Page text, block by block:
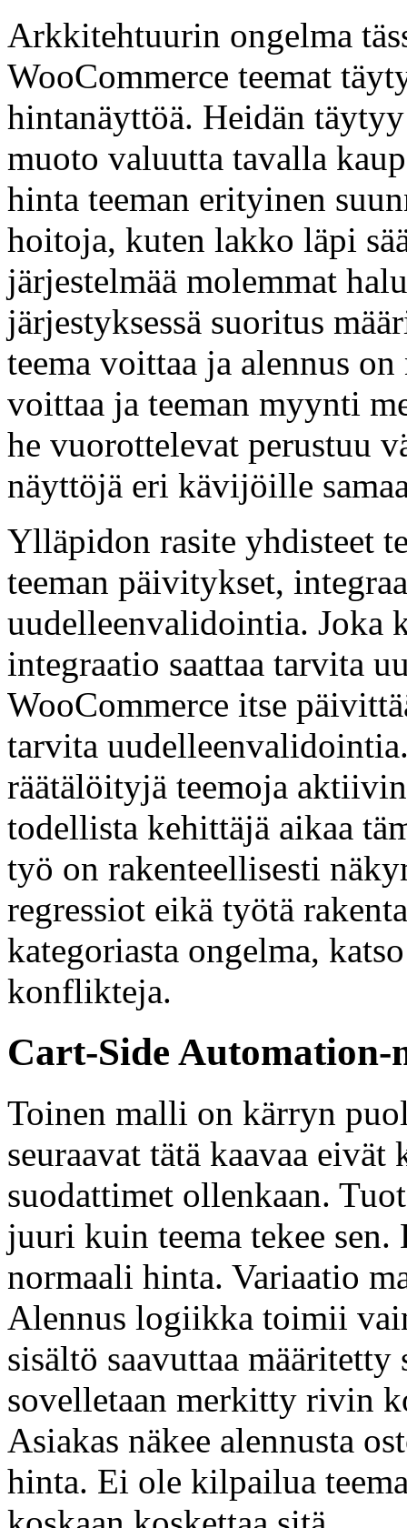
Arkkitehtuurin ongelma
WooCommerce teemat
hintanäyttöä. Heidän
muoto valuutta tavalla
hinta teeman erityinen
hoitoja, kuten lakko läpi
järjestelmää molemmat
järjestyksessä suoritus
teema voittaa ja alennus
voittaa ja teeman myynti
he vuorottelevat perustuu
näyttöjä eri kävijöille
Ylläpidon rasite yhdisteet
teeman päivitykset,
uudelleenvalidointia. Joka
integraatio saattaa tarvita
WooCommerce itse
tarvita
räätälöityjä teemoja
todellista kehittäjä aikaa
työ on rakenteellisesti
regressiot eikä työtä
kategoriasta ongelma,
konflikteja.
Cart-Side Automation-
Toinen malli on kärryn
seuraavat tätä kaavaa
suodattimet ollenkaan.
juuri kuin teema tekee
normaali hinta. Variaatio
Alennus logiikka toimii
sisältö saavuttaa määritetty
sovelletaan merkitty rivin
Asiakas näkee alennusta
hinta. Ei ole kilpailua